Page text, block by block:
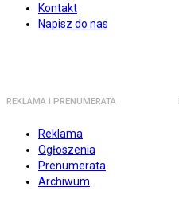
Kontakt
Napisz do nas
REKLAMA I PRENUMERATA
Reklama
Ogłoszenia
Prenumerata
Archiwum